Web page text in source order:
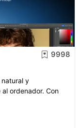
9998
y
ordenador. Con